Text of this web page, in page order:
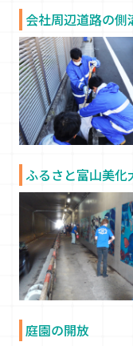
会社周辺道路の側
ふるさと富山美化
庭園の開放